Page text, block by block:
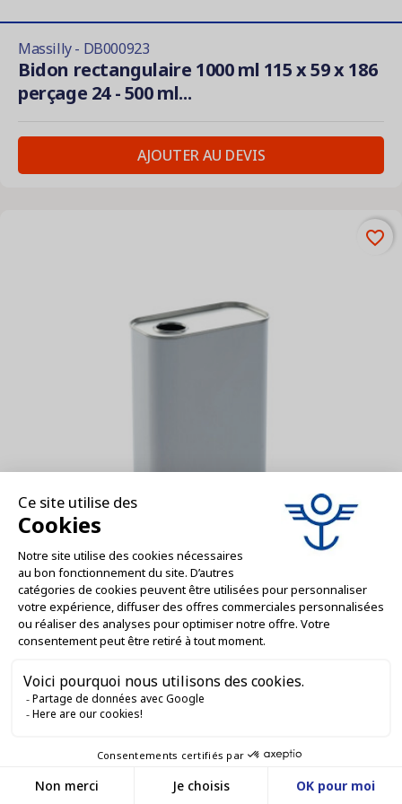
Massilly - DB000923
Bidon rectangulaire 1000 ml 115 x 59 x 186
perçage 24 - 500 ml...
AJOUTER AU DEVIS
Massilly - DB000722
perçage 24 - 500 ml...
AJOUTER AU DEVIS
favorite_border